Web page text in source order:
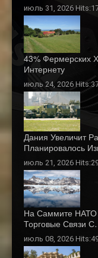
июль 31, 2026
43% Фермерских
Интернету
июль 24, 2026
Дания Увеличит
Планировалось
июль 21, 2026
На Саммите НАТО
Торговые Связи
июль 08, 2026